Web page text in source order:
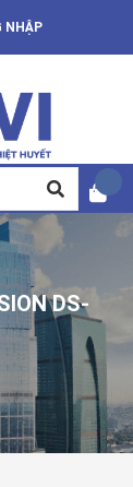
NHẬP
DS-